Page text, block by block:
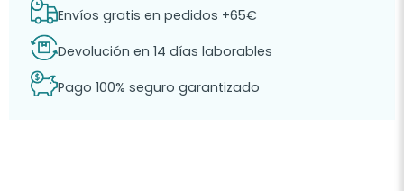
Envíos gratis en pedidos +65€
Devolución en 14 días laborables
Pago 100% seguro garantizado